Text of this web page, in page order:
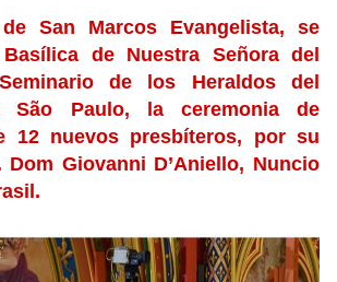
San Marcos Evangelista, se
de Nuestra Señora del
de los Heraldos del
São Paulo, la ceremonia de
12 nuevos presbíteros, por su
Dom Giovanni D’Aniello, Nuncio